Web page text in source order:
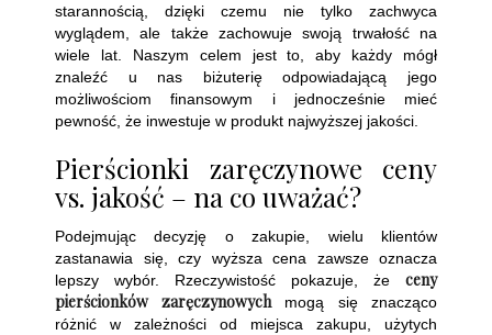
starannością, dzięki czemu nie tylko zachwyca
wyglądem, ale także zachowuje swoją trwałość na
wiele lat. Naszym celem jest to, aby każdy mógł
znaleźć u nas biżuterię odpowiadającą jego
możliwościom finansowym i jednocześnie mieć
pewność, że inwestuje w produkt najwyższej jakości.
Pierścionki zaręczynowe ceny
vs. jakość – na co uważać?
Podejmując decyzję o zakupie, wielu klientów
zastanawia się, czy wyższa cena zawsze oznacza
lepszy wybór. Rzeczywistość pokazuje, że ceny
pierścionków zaręczynowychmogą się znacząco
różnić w zależności od miejsca zakupu, użytych